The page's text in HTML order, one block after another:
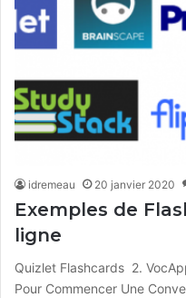
idremeau 20 janvier 2020
Exemples de
ligne
Quizlet Flashcards 2.
Pour Commencer Une